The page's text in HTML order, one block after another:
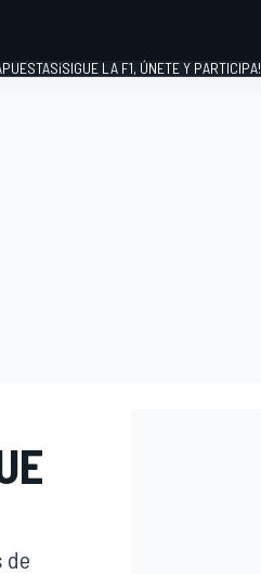
¡SIGUE LA F1, ÚNETE Y PARTICIPA!
de